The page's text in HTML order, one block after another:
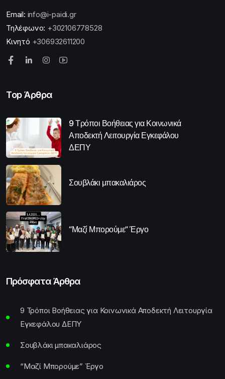
Email: info@i-paidi.gr
Τηλέφωνο: +302106778528
Κινητό +306932611200
Top Άρθρα
9 Τρόποι Βοήθειας για Κοινωνικά
Αποδεκτή Λειτουργία Εγκεφάλου
ΔΕΠΥ
Σουβλάκι μπακαλιάρος
“Μαζί Μπορούμε” Έργο
Πρόσφατα Άρθρα
9 Τρόποι Βοήθειας για Κοινωνικά Αποδεκτή Λειτουργία
Εγκεφάλου ΔΕΠΥ
Σουβλάκι μπακαλιάρος
“Μαζί Μπορούμε” Έργο